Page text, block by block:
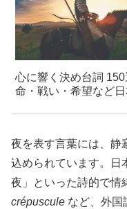
心に響く決め台詞 150
命・戦い・希望など
夜を表す言葉には、静
込められています。日
夜」といった詩的で情
crépuscule など、外国